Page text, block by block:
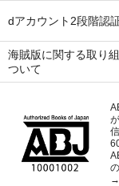
dアカウント2段階認
海賊版に関する取り
ついて